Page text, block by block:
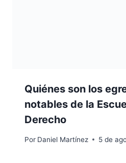
Quiénes son los
notables de la
Derecho
Por Daniel Martínez 5 de